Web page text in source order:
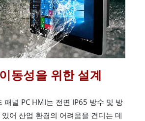
동성을 위한 설계
패널 PC HMI는 전면 IP65 방수 및 방
어 산업 환경의 어려움을 견디는 데